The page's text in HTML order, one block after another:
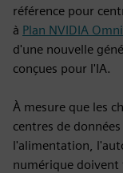
référence pour
à Plan NVIDIA
d'une nouvelle
conçues pour l'IA.
À mesure que les
centres de
l'alimentation,
numérique doivent